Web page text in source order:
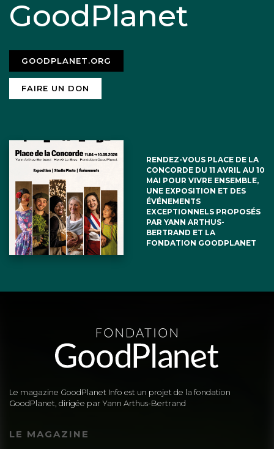
GoodPlanet
GOODPLANET.ORG
FAIRE UN DON
RENDEZ-VOUS PLACE DE LA
CONCORDE DU 11 AVRIL AU 10
MAI POUR VIVRE ENSEMBLE,
UNE EXPOSITION ET DES
ÉVÉNEMENTS
EXCEPTIONNELS PROPOSÉS
PAR YANN ARTHUS-
BERTRAND ET LA
FONDATION GOODPLANET
Le magazine GoodPlanet Info est un projet de la fondation
GoodPlanet, dirigée par Yann Arthus-Bertrand
LE MAGAZINE